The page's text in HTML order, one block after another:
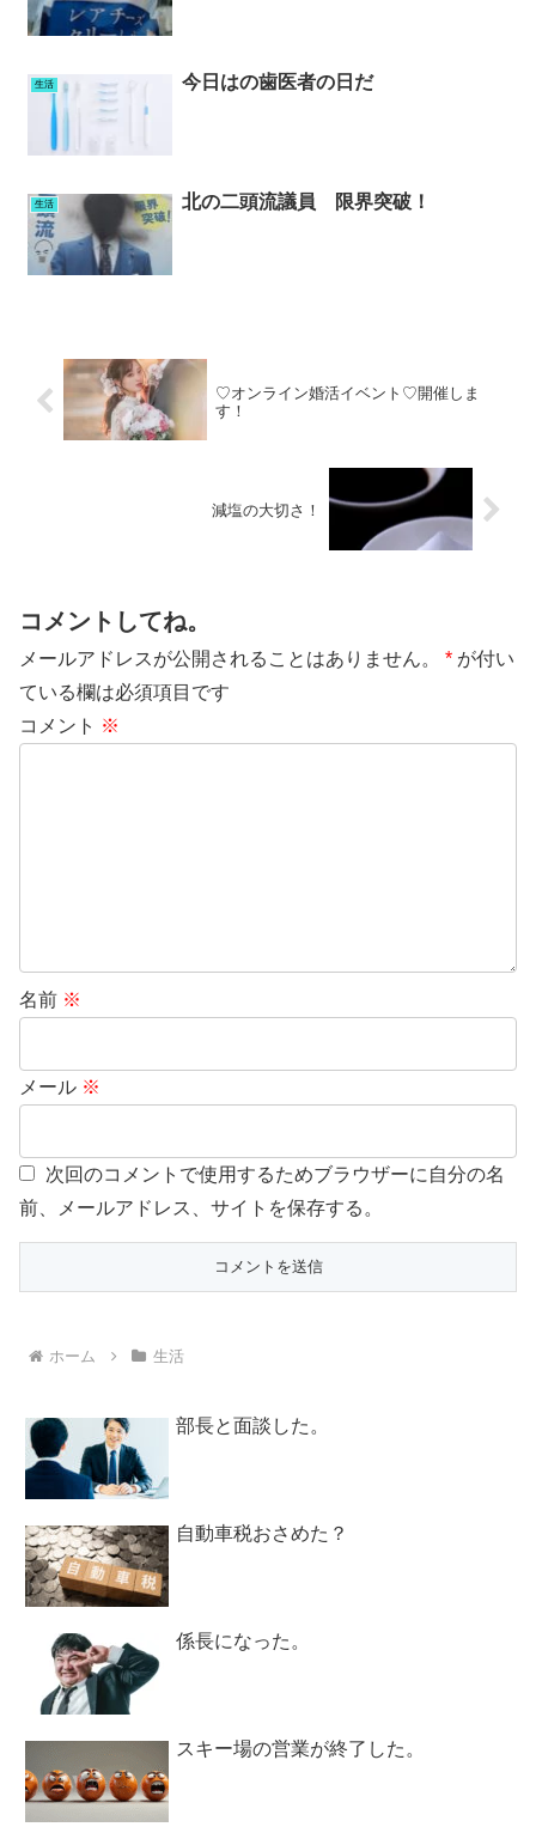
生活 今日はの歯医者の日だ
生活 北の二頭流議員 限界突破！
♡オンライン婚活イベント♡開催しま
す！
減塩の大切さ！
コメントしてね。
メールアドレスが公開されることはありません。 * が付い
ている欄は必須項目です
コメント ※
名前 ※
メール ※
次回のコメントで使用するためブラウザーに自分の名
前、メールアドレス、サイトを保存する。
ホーム 生活
部長と面談した。
自動車税おさめた？
係長になった。
スキー場の営業が終了した。